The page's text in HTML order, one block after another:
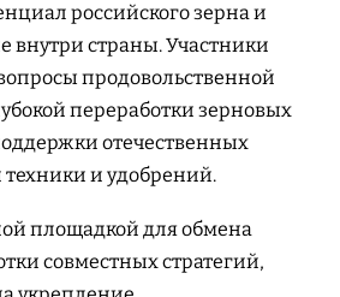
российского зерна и
внутри страны. Участники
продовольственной
переработки зерновых
отечественных
и удобрений.
площадкой для обмена
совместных стратегий,